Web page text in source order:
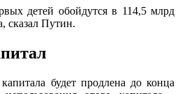
детей обойдутся в 114,5 млрд
сказал Путин.
будет продлена до конца